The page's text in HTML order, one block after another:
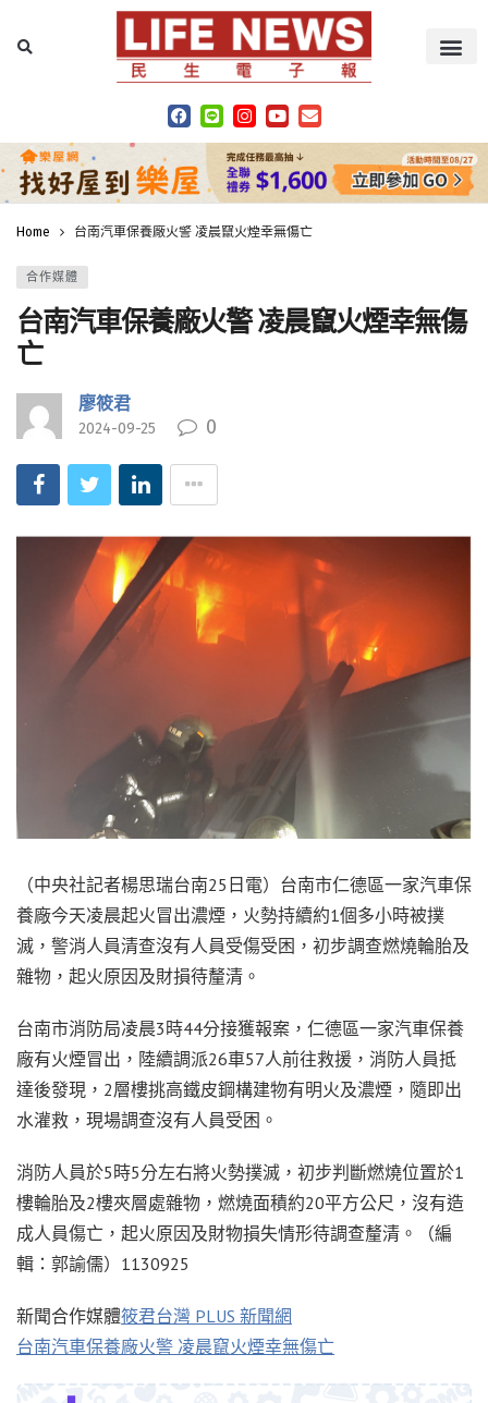
Home 台南汽車保養廠火警 凌晨竄火煙幸無傷亡
合作媒體
台南汽車保養廠火警 凌晨竄火煙幸無傷
亡
廖筱君
2024-09-25 0
（中央社記者楊思瑞台南25日電）台南市仁德區一家汽車保
養廠今天凌晨起火冒出濃煙，火勢持續約1個多小時被撲
滅，警消人員清查沒有人員受傷受困，初步調查燃燒輪胎及
雜物，起火原因及財損待釐清。
台南市消防局凌晨3時44分接獲報案，仁德區一家汽車保養
廠有火煙冒出，陸續調派26車57人前往救援，消防人員抵
達後發現，2層樓挑高鐵皮鋼構建物有明火及濃煙，隨即出
水灌救，現場調查沒有人員受困。
消防人員於5時5分左右將火勢撲滅，初步判斷燃燒位置於1
樓輪胎及2樓夾層處雜物，燃燒面積約20平方公尺，沒有造
成人員傷亡，起火原因及財物損失情形待調查釐清。（編
輯：郭諭儒）1130925
新聞合作媒體筱君台灣 PLUS 新聞網
台南汽車保養廠火警 凌晨竄火煙幸無傷亡